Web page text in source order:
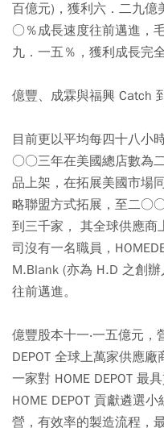
百億元)，獲利六．二九億
○％成長速度往前邁進，
九．一五％，獲利成長完
億豐、成霖與福興 Catch
目前更以平均每四十八小
○○三年在美國總店數為
品上架，在拓展美國市場
略聯盟方式拓展，至二
到三千家， 其全球供應商
司沒有一名職員，
M.Blank (亦為 H.D 之創
往前邁進。
億豐股本十一‧一五億元，
DEPOT 全球上萬家供應
一家對 HOME DEPOT 最
HOME DEPOT 貢獻遴選
營，有效率的製造流程，